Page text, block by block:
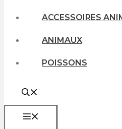
ACCESSOIRES
ANIMAUX
POISSONS